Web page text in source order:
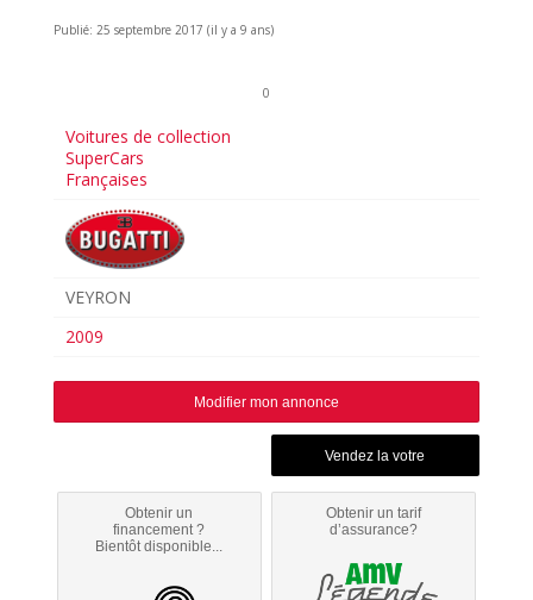
Publié: 25 septembre 2017 (il y a 9 ans)
0
Voitures de collection
SuperCars
Françaises
VEYRON
2009
Modifier mon annonce
Obtenir un
financement ?
Bientôt disponible...
Obtenir un tarif
d’assurance?